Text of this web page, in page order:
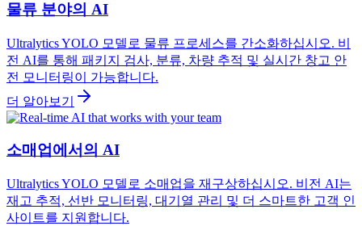
물류 분야의 AI
Ultralytics YOLO 모델로 물류 프로세스를 간소화하십시오. 비
전 AI를 통해 패키지 검사, 분류, 차량 추적 및 실시간 창고 안
전 모니터링이 가능합니다.
더 알아보기
소매업에서의 AI
Ultralytics YOLO 모델로 소매업을 재구상하십시오. 비전 AI는
재고 추적, 선반 모니터링, 대기열 관리 및 더 스마트한 고객 인
사이트를 지원합니다.